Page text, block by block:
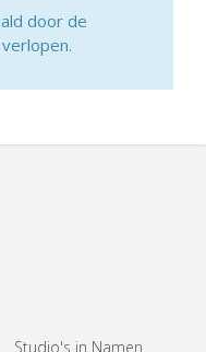
door de
Studio's in Namen